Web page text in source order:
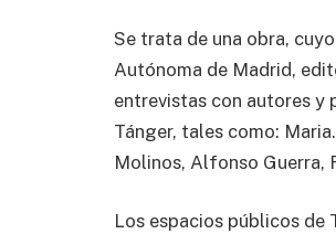
Se trata de una obra,
Autónoma de Madrid,
entrevistas con autores y
Tánger, tales como:
Molinos, Alfonso Guerra,
Los espacios públicos de